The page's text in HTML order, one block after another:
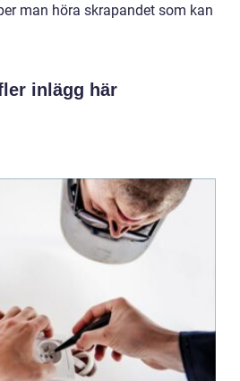
man höra skrapandet som kan
inlägg här